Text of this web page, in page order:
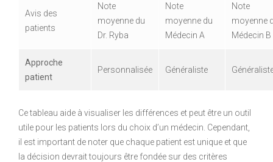
Avis des
patients
Note
moyenne du
Dr. Ryba
Note
moyenne du
Médecin A
Note
moyenne
Médecin B
Approche
patient
Personnalisée Généraliste
Ce tableau aide à visualiser les différences et peut être un outil
utile pour les patients lors du choix d’un médecin. Cependant,
il est important de noter que chaque patient est unique et que
la décision devrait toujours être fondée sur des critères